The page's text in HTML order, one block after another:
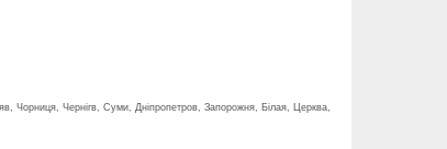
Чорниця, Чернігв, Суми, Дніпропетров, Запорожня, Білая, Церква,